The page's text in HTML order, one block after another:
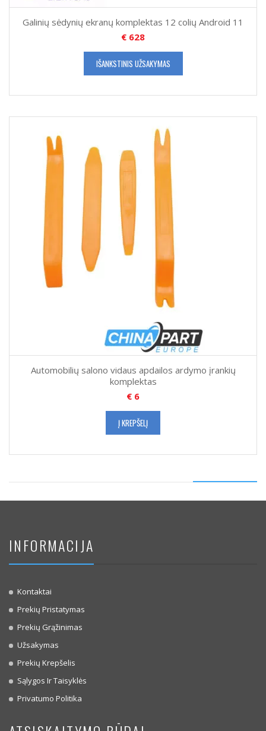
Galinių sėdynių ekranų komplektas 12 colių Android 11
€ 628
IŠANKSTINIS UŽSAKYMAS
Automobilių salono vidaus apdailos ardymo įrankių
komplektas
€ 6
Į KREPŠELĮ
INFORMACIJA
Kontaktai
Prekių Pristatymas
Prekių Grąžinimas
Užsakymas
Prekių Krepšelis
Sąlygos Ir Taisyklės
Privatumo Politika